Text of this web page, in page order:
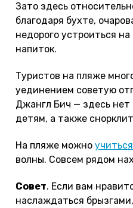
Зато здесь
благодаря бухте,
недорого устроиться
напиток.
Туристов на пляже
уединением советую
Джангл Бич — здесь нет
детям, а также
На пляже можно
волны. Совсем рядом
Совет. Если вам
наслаждаться